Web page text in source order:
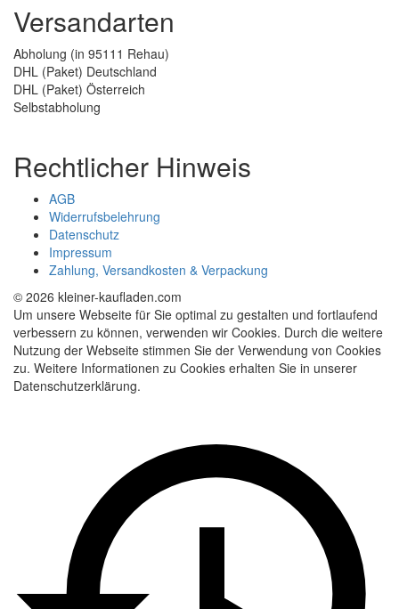
Versandarten
Abholung (in 95111 Rehau)
DHL (Paket) Deutschland
DHL (Paket) Österreich
Selbstabholung
Rechtlicher Hinweis
AGB
Widerrufsbelehrung
Datenschutz
Impressum
Zahlung, Versandkosten & Verpackung
© 2026 kleiner-kaufladen.com
Um unsere Webseite für Sie optimal zu gestalten und fortlaufend
verbessern zu können, verwenden wir Cookies. Durch die weitere
Nutzung der Webseite stimmen Sie der Verwendung von Cookies
zu. Weitere Informationen zu Cookies erhalten Sie in unserer
Datenschutzerklärung.